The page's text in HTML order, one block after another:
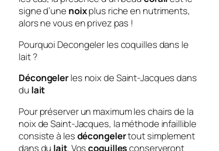
signe d’une noixplus riche en nutriments,
alors ne vous en privez pas !
Pourquoi Decongeler les coquilles dans le
lait ?
Décongelerles noix de Saint-Jacques dans
du lait
Pour préserver un maximum les chairs de la
noix de Saint-Jacques, la méthode infaillible
consiste à lesdécongelertout simplement
dans du lait. Voscoquillesconserveront